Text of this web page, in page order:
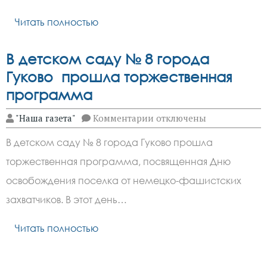
России
Читать полностью
В детском саду № 8 города
Гуково прошла торжественная
программа
"Наша газета" Комментарии к
записи
детском
саду
№
8
города
отключены
В детском саду № 8 города Гуково прошла
торжественная программа, посвященная Дню
освобождения поселка от немецко-фашистских
захватчиков. В этот день…
Читать полностью